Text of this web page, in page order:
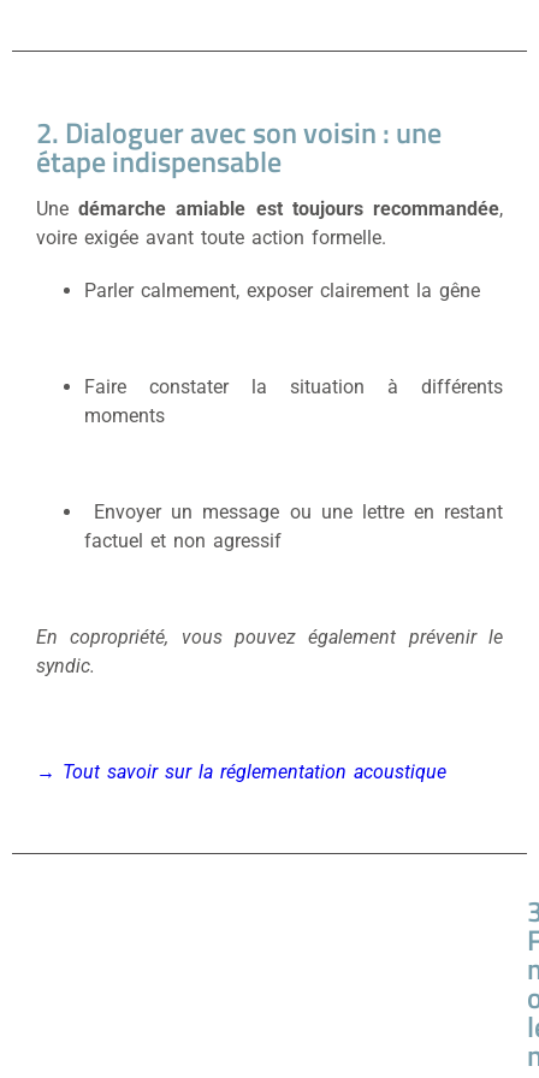
2. Dialoguer avec son voisin : une
étape indispensable
Unedémarche amiable est toujours recommandée,
voire exigée avant toute action formelle.
Parler calmement, exposer clairement la gêne
Faire constater la situation à différents
moments
Envoyer un message ou une lettre en restant
factuel et non agressif
En copropriété, vous pouvez également prévenir le
syndic.
→ Tout savoir sur la réglementation acoustique